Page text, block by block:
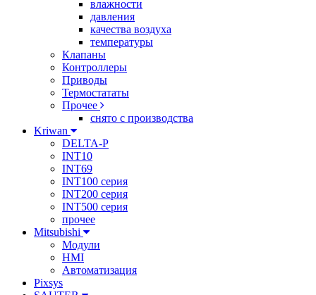
влажности
давления
качества воздуха
температуры
Клапаны
Контроллеры
Приводы
Термостататы
Прочее
снято с производства
Kriwan
DELTA-P
INT10
INT69
INT100 серия
INT200 серия
INT500 серия
прочее
Mitsubishi
Модули
HMI
Автоматизация
Pixsys